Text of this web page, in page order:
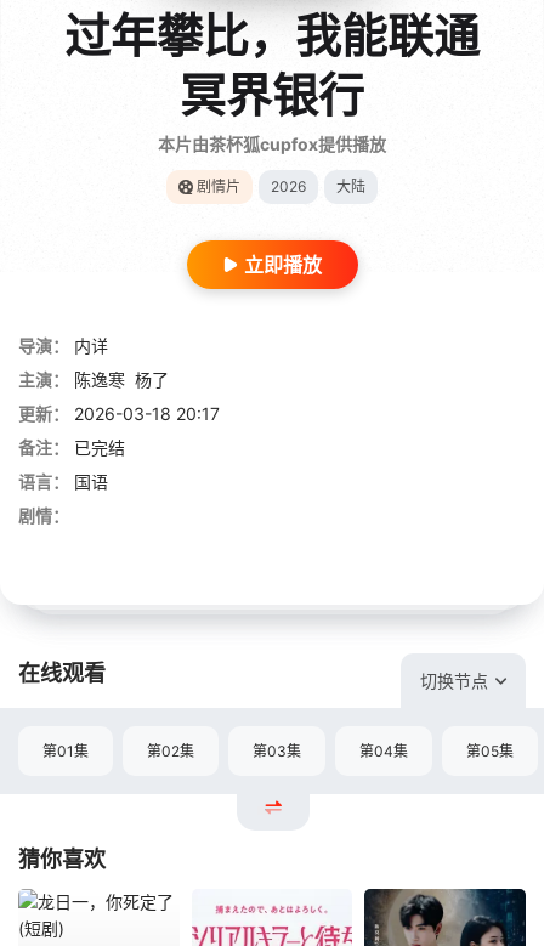
过年攀比，我能联通
冥界银行
本片由茶杯狐cupfox提供播放
剧情片 2026 大陆
立即播放
导演：
内详
主演：
陈逸寒 杨了
更新：
2026-03-18 20:17
备注：
已完结
语言：
国语
剧情：
在线观看 切换节点
第01集 第02集 第03集 第04集 第05集
猜你喜欢